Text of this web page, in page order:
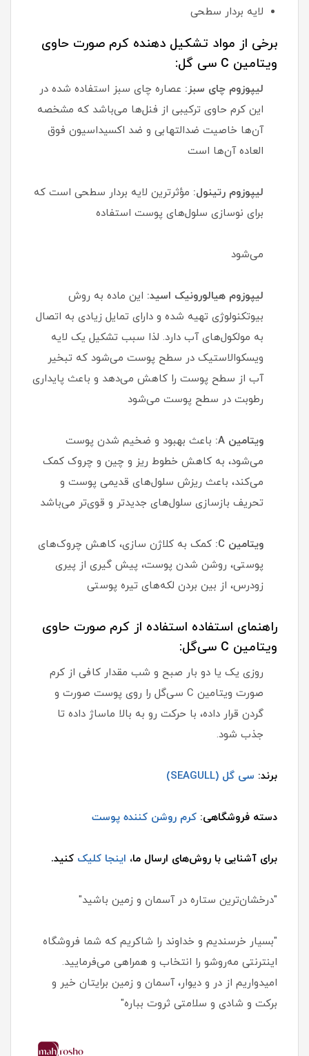
لایه بردار سطحی
برخی از مواد تشکیل دهنده کرم صورت حاوی
ویتامین C سی گل:
لیپوزوم چای سبز: عصاره چای سبز استفاده شده در
این کرم حاوی ترکیبی از فنل‌ها می‌باشد که مشخصه
آن‌ها خاصیت ضدالتهابی و ضد اکسیداسیون فوق
العاده آن‌ها است
لیپوزوم رتینول: مؤثرترین لایه بردار سطحی است که
برای نوسازی سلول‌های پوست استفاده
می‌شود
لیپوزوم هیالورونیک اسید: این ماده به روش
بیوتکنولوژی تهیه شده و دارای‌ تمایل زیادی به اتصال
به مولکول‌های آب دارد. لذا سبب تشکیل یک لایه
ویسکوالاستیک در سطح پوست می‌شود که تبخیر
آب از سطح پوست‌ را‌ کاهش می‌دهد و باعث پایداری
رطوبت در سطح پوست می‌شود
ویتامین A:
باعث بهبود و ضخیم شدن پوست
می‌شود، به کاهش خطوط ریز و چین و چروک کمک
می‌کند، باعث ریزش سلول‌های قدیمی پوست و
تحریف بازسازی سلول‌های جدیدتر و قوی‌تر می‌باشد
ویتامین C:
کمک به کلاژن سازی، کاهش چروک‌های
پوستی، روشن شدن پوست، پیش گیری از پیری
زودرس، از بین بردن لکه‌های تیره پوستی
راهنمای استفاده استفاده از کرم صورت حاوی
ویتامین C سی‌گل:
روزی یک یا دو بار صبح و شب مقدار کافی از کرم
صورت ویتامین C سی‌گل را روی پوست صورت و
گردن قرار داده، با حرکت رو به بالا ماساژ داده تا
جذب شود.
برند: سی گل (SEAGULL)
دسته فروشگاهی: کرم روشن کننده پوست
برای آشنایی با روش‌های ارسال ما، اینجا کلیک کنید.
"درخشان‌ترین ستاره در آسمان و زمین باشید"
"بسیار خرسندیم و خداوند را شاکریم که شما فروشگاه
اینترنتی مه‌روشو را انتخاب و همراهی می‌فرمایید.
امیدواریم از در و دیوار، آسمان و زمین برایتان خیر و
برکت و شادی و سلامتی ثروت بباره"